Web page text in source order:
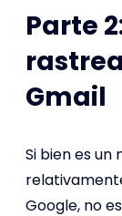
Parte
Gmail
Si bien es
Google, no